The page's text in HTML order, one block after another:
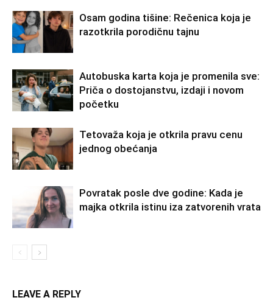
Osam godina tišine: Rečenica koja je
razotkrila porodičnu tajnu
Autobuska karta koja je promenila sve:
Priča o dostojanstvu, izdaji i novom
početku
Tetovaža koja je otkrila pravu cenu
jednog obećanja
Povratak posle dve godine: Kada je
majka otkrila istinu iza zatvorenih vrata
LEAVE A REPLY